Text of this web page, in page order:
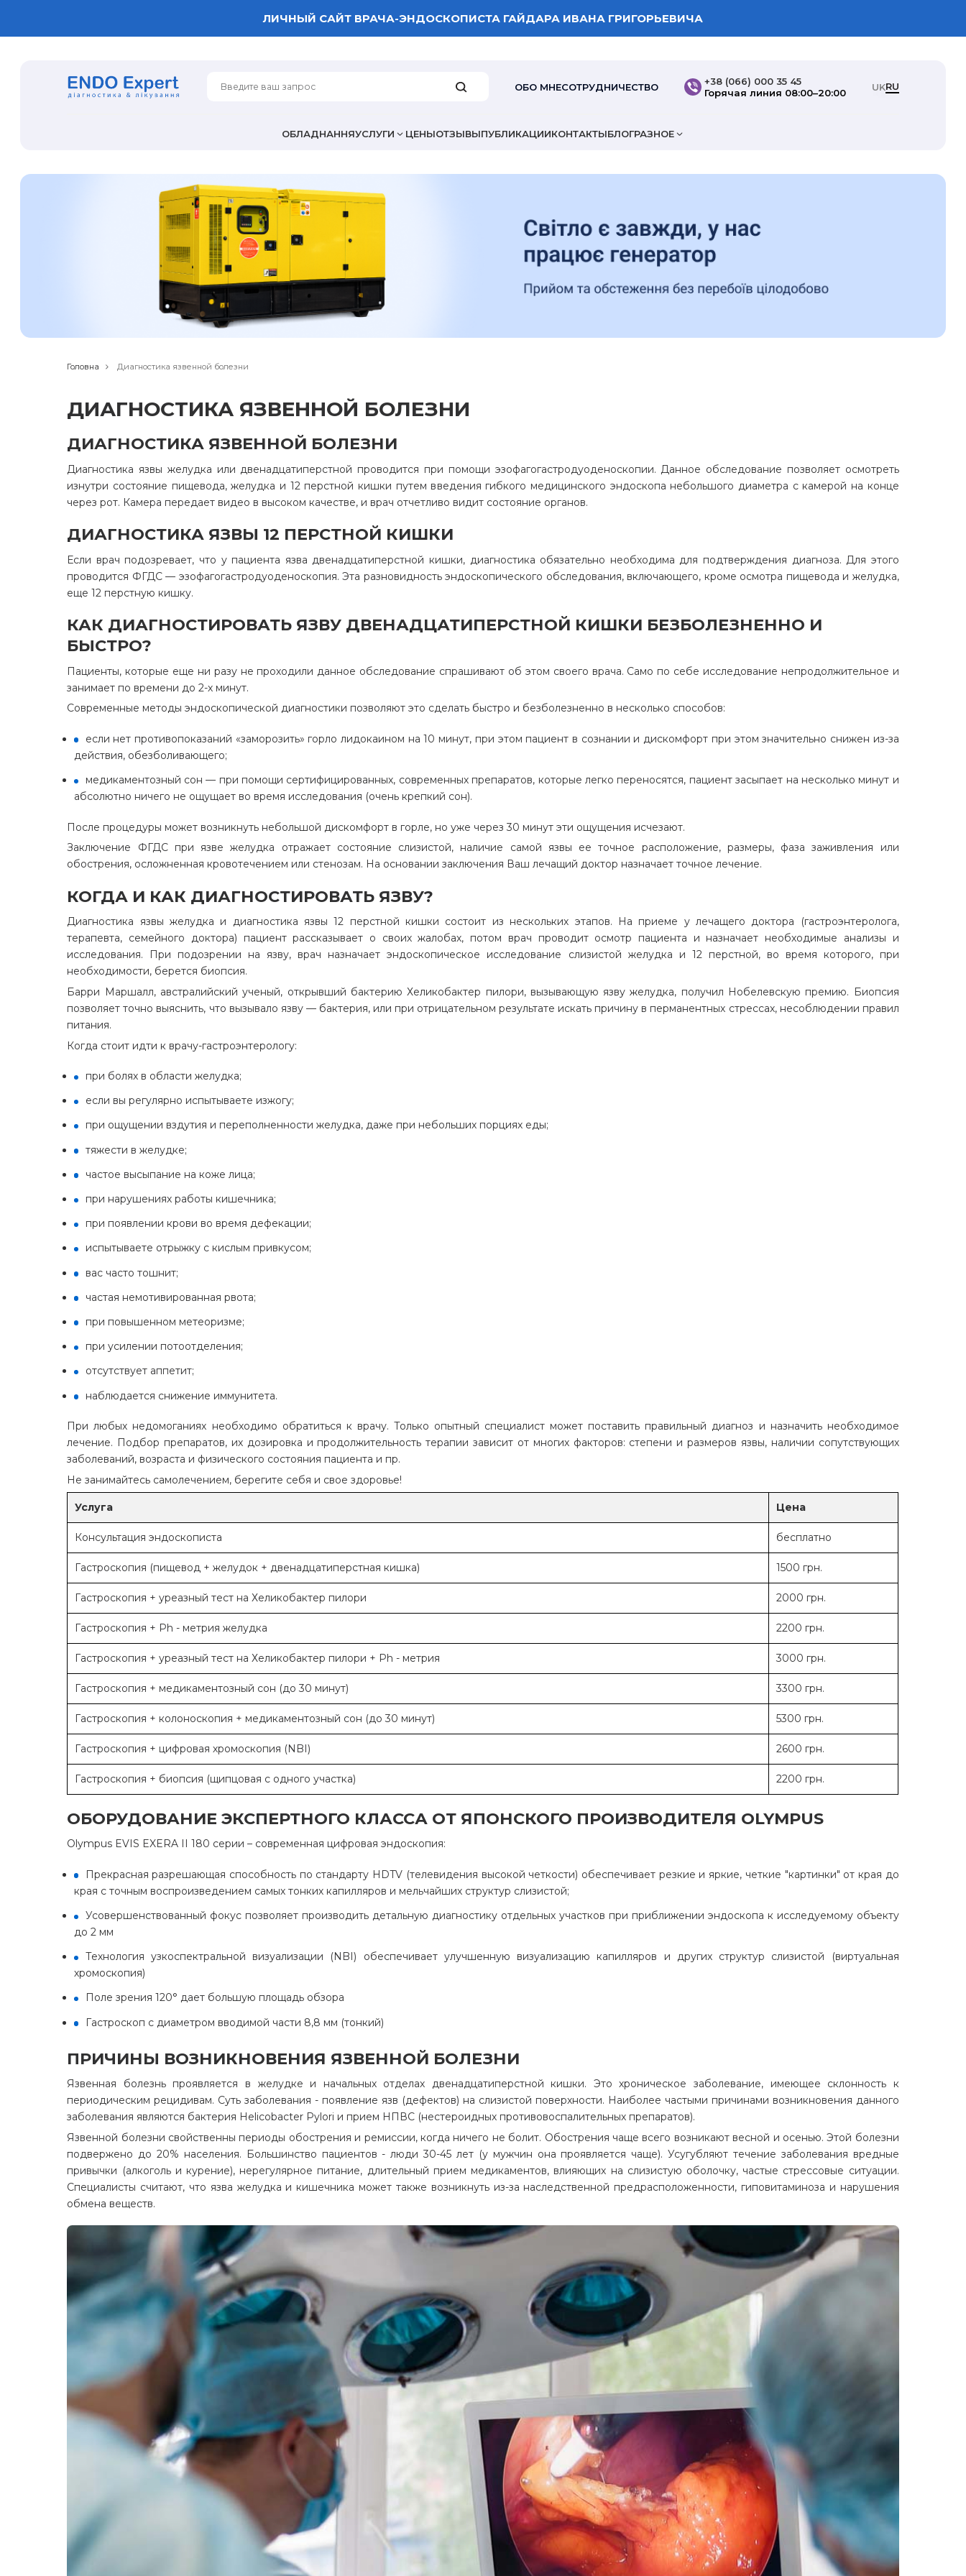
ЛИЧНЫЙ САЙТ ВРАЧА-ЭНДОСКОПИСТА ГАЙДАРА ИВАНА ГРИГОРЬЕВИЧА
ОБО МНЕСОТРУДНИЧЕСТВО
+38 (066) 000 35 45
Горячая линия 08:00–20:00
UKRU
ОБЛАДНАННЯУСЛУГИ ЦЕНЫОТЗЫВЫПУБЛИКАЦИИКОНТАКТЫБЛОГРАЗНОЕ
Головна Диагностика язвенной болезни
ДИАГНОСТИКА ЯЗВЕННОЙ БОЛЕЗНИ
ДИАГНОСТИКА ЯЗВЕННОЙ БОЛЕЗНИ
Диагностика язвы желудка или двенадцатиперстной проводится при помощи эзофагогастродуоденоскопии. Данное обследование позволяет осмотреть
изнутри состояние пищевода, желудка и 12 перстной кишки путем введения гибкого медицинского эндоскопа небольшого диаметра с камерой на конце
через рот. Камера передает видео в высоком качестве, и врач отчетливо видит состояние органов.
ДИАГНОСТИКА ЯЗВЫ 12 ПЕРСТНОЙ КИШКИ
Если врач подозревает, что у пациента язва двенадцатиперстной кишки, диагностика обязательно необходима для подтверждения диагноза. Для этого
проводится ФГДС — эзофагогастродуоденоскопия. Эта разновидность эндоскопического обследования, включающего, кроме осмотра пищевода и желудка,
еще 12 перстную кишку.
КАК ДИАГНОСТИРОВАТЬ ЯЗВУ ДВЕНАДЦАТИПЕРСТНОЙ КИШКИ БЕЗБОЛЕЗНЕННО И
БЫСТРО?
Пациенты, которые еще ни разу не проходили данное обследование спрашивают об этом своего врача. Само по себе исследование непродолжительное и
занимает по времени до 2-х минут.
Современные методы эндоскопической диагностики позволяют это сделать быстро и безболезненно в несколько способов:
если нет противопоказаний «заморозить» горло лидокаином на 10 минут, при этом пациент в сознании и дискомфорт при этом значительно снижен из-за
действия, обезболивающего;
медикаментозный сон — при помощи сертифицированных, современных препаратов, которые легко переносятся, пациент засыпает на несколько минут и
абсолютно ничего не ощущает во время исследования (очень крепкий сон).
После процедуры может возникнуть небольшой дискомфорт в горле, но уже через 30 минут эти ощущения исчезают.
Заключение ФГДС при язве желудка отражает состояние слизистой, наличие самой язвы ее точное расположение, размеры, фаза заживления или
обострения, осложненная кровотечением или стенозам. На основании заключения Ваш лечащий доктор назначает точное лечение.
КОГДА И КАК ДИАГНОСТИРОВАТЬ ЯЗВУ?
Диагностика язвы желудка и диагностика язвы 12 перстной кишки состоит из нескольких этапов. На приеме у лечащего доктора (гастроэнтеролога,
терапевта, семейного доктора) пациент рассказывает о своих жалобах, потом врач проводит осмотр пациента и назначает необходимые анализы и
исследования. При подозрении на язву, врач назначает эндоскопическое исследование слизистой желудка и 12 перстной, во время которого, при
необходимости, берется биопсия.
Барри Маршалл, австралийский ученый, открывший бактерию Хеликобактер пилори, вызывающую язву желудка, получил Нобелевскую премию. Биопсия
позволяет точно выяснить, что вызывало язву — бактерия, или при отрицательном результате искать причину в перманентных стрессах, несоблюдении правил
питания.
Когда стоит идти к врачу-гастроэнтерологу:
при болях в области желудка;
если вы регулярно испытываете изжогу;
при ощущении вздутия и переполненности желудка, даже при небольших порциях еды;
тяжести в желудке;
частое высыпание на коже лица;
при нарушениях работы кишечника;
при появлении крови во время дефекации;
испытываете отрыжку с кислым привкусом;
вас часто тошнит;
частая немотивированная рвота;
при повышенном метеоризме;
при усилении потоотделения;
отсутствует аппетит;
наблюдается снижение иммунитета.
При любых недомоганиях необходимо обратиться к врачу. Только опытный специалист может поставить правильный диагноз и назначить необходимое
лечение. Подбор препаратов, их дозировка и продолжительность терапии зависит от многих факторов: степени и размеров язвы, наличии сопутствующих
заболеваний, возраста и физического состояния пациента и пр.
Не занимайтесь самолечением, берегите себя и свое здоровье!
Услуга Цена
Консультация эндоскописта бесплатно
Гастроскопия (пищевод + желудок + двенадцатиперстная кишка) 1500 грн.
Гастроскопия + уреазный тест на Хеликобактер пилори 2000 грн.
Гастроскопия + Ph - метрия желудка 2200 грн.
Гастроскопия + уреазный тест на Хеликобактер пилори + Ph - метрия 3000 грн.
Гастроскопия + медикаментозный сон (до 30 минут) 3300 грн.
Гастроскопия + колоноскопия + медикаментозный сон (до 30 минут) 5300 грн.
Гастроскопия + цифровая хромоскопия (NBI) 2600 грн.
Гастроскопия + биопсия (щипцовая с одного участка) 2200 грн.
ОБОРУДОВАНИЕ ЭКСПЕРТНОГО КЛАССА ОТ ЯПОНСКОГО ПРОИЗВОДИТЕЛЯ OLYMPUS
Olympus EVIS EXERA II 180 серии – современная цифровая эндоскопия:
Прекрасная разрешающая способность по стандарту HDTV (телевидения высокой четкости) обеспечивает резкие и яркие, четкие "картинки" от края до
края с точным воспроизведением самых тонких капилляров и мельчайших структур слизистой;
Усовершенствованный фокус позволяет производить детальную диагностику отдельных участков при приближении эндоскопа к исследуемому объекту
до 2 мм
Технология узкоспектральной визуализации (NBI) обеспечивает улучшенную визуализацию капилляров и других структур слизистой (виртуальная
хромоскопия)
Поле зрения 120° дает большую площадь обзора
Гастроскоп с диаметром вводимой части 8,8 мм (тонкий)
ПРИЧИНЫ ВОЗНИКНОВЕНИЯ ЯЗВЕННОЙ БОЛЕЗНИ
Язвенная болезнь проявляется в желудке и начальных отделах двенадцатиперстной кишки. Это хроническое заболевание, имеющее склонность к
периодическим рецидивам. Суть заболевания - появление язв (дефектов) на слизистой поверхности. Наиболее частыми причинами возникновения данного
заболевания являются бактерия Helicobacter Pylori и прием НПВС (нестероидных противовоспалительных препаратов).
Язвенной болезни свойственны периоды обострения и ремиссии, когда ничего не болит. Обострения чаще всего возникают весной и осенью. Этой болезни
подвержено до 20% населения. Большинство пациентов - люди 30-45 лет (у мужчин она проявляется чаще). Усугубляют течение заболевания вредные
привычки (алкоголь и курение), нерегулярное питание, длительный прием медикаментов, влияющих на слизистую оболочку, частые стрессовые ситуации.
Специалисты считают, что язва желудка и кишечника может также возникнуть из-за наследственной предрасположенности, гиповитаминоза и нарушения
обмена веществ.